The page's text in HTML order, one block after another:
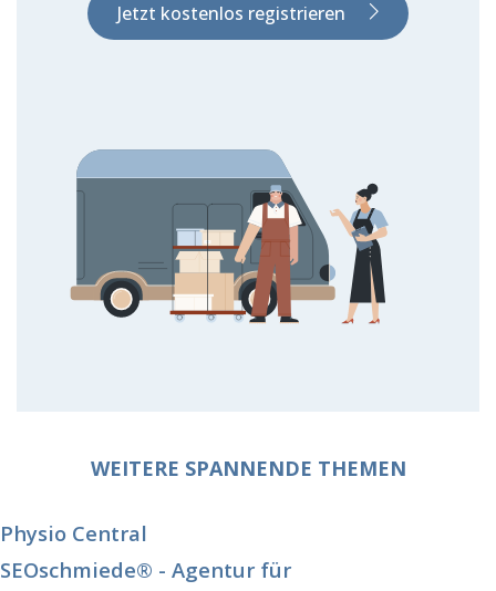
Jetzt kostenlos registrieren
WEITERE SPANNENDE THEMEN
Physio Central
SEOschmiede® - Agentur für